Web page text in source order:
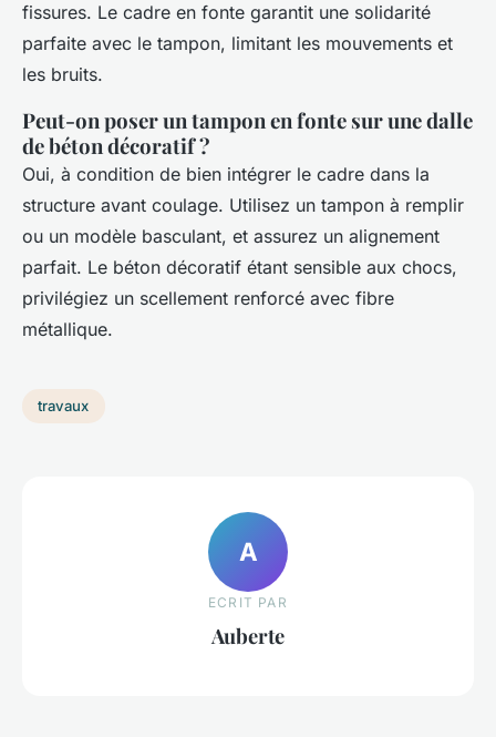
fissures. Le cadre en fonte garantit une solidarité
parfaite avec le tampon, limitant les mouvements et
les bruits.
Peut-on poser un tampon en fonte sur une dalle
de béton décoratif ?
Oui, à condition de bien intégrer le cadre dans la
structure avant coulage. Utilisez un tampon à remplir
ou un modèle basculant, et assurez un alignement
parfait. Le béton décoratif étant sensible aux chocs,
privilégiez un scellement renforcé avec fibre
métallique.
travaux
A
ECRIT PAR
Auberte